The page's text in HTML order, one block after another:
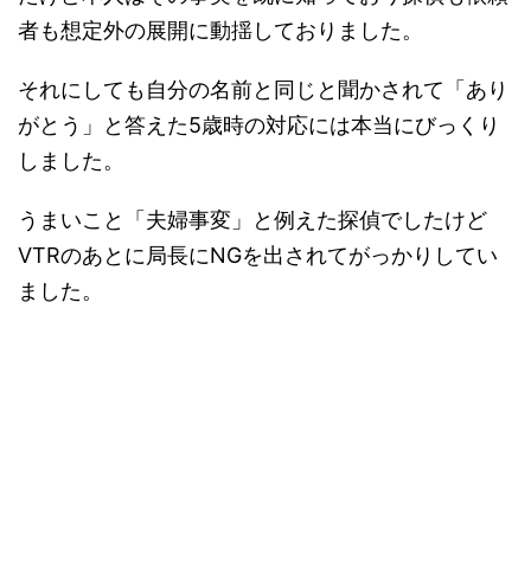
者も想定外の展開に動揺しておりました。
それにしても自分の名前と同じと聞かされて「あり
がとう」と答えた5歳時の対応には本当にびっくり
しました。
うまいこと「夫婦事変」と例えた探偵でしたけど
VTRのあとに局長にNGを出されてがっかりしてい
ました。